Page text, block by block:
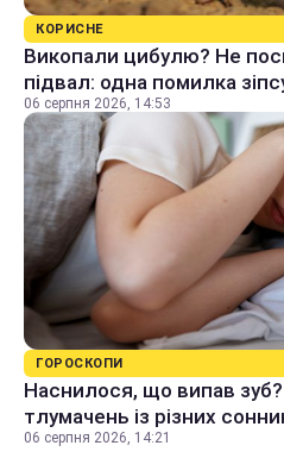
КОРИСНЕ
Викопали цибулю? Не
підвал: одна помилка
06 серпня 2026, 14:53
ГОРОСКОПИ
Наснилося, що випав
тлумачень із різних
06 серпня 2026, 14:21